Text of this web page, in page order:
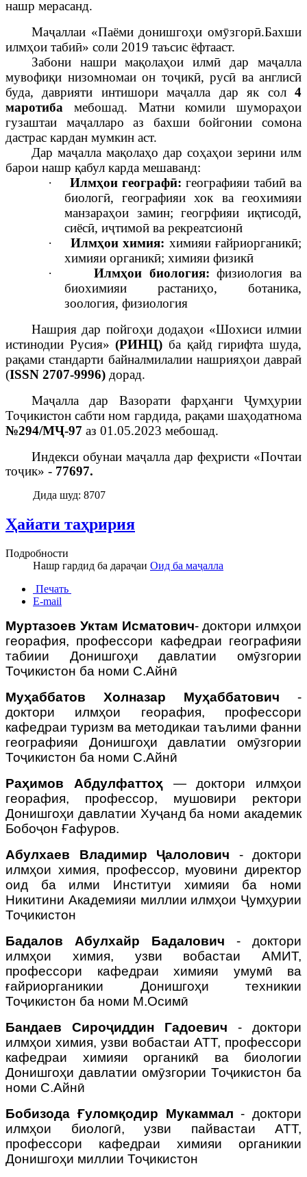
нашр мерасанд.
Маҷаллаи «Паёми донишгоҳи омӯзгорӣ.Бахши
илмҳои табиӣ» соли 2019 таъсис ёфтааст.
Забони нашри мақолаҳои илмӣ дар маҷалла
мувофиқи низомномаи он тоҷикӣ, русӣ ва англисӣ
буда, даврияти интишори маҷалла дар як сол 4
маротиба мебошад. Матни комили шумораҳои
гузаштаи маҷалларо аз бахши бойгонии сомона
дастрас кардан мумкин аст.
Дар маҷалла мақолаҳо дар соҳаҳои зерини илм
барои нашр қабул карда мешаванд:
·
Илмҳои географӣ:географияи табиӣ ва
биологӣ, географияи хок ва геохимияи
манзараҳои замин; геогрфияи иқтисодӣ,
сиёсӣ, иҷтимоӣ ва рекреатсионӣ
·
Илмҳои химия: химияи ғайриорганикӣ;
химияи органикӣ; химияи физикӣ
·
Илмҳои биология:физиология ва
биохимияи растаниҳо, ботаника,
зоология, физиология
Нашрия дар пойгоҳи додаҳои «Шохиси илмии
истинодии Русия»(РИНЦ) ба қайд гирифта шуда,
рақами стандарти байналмилалии нашрияҳои давраӣ
(ISSN 2707-9996) дорад.
Маҷалла дар Вазорати фарҳанги Ҷумҳурии
Тоҷикистон сабти ном гардида, рақами шаҳодатнома
№294/МҶ-97 аз 01.05.2023 мебошад.
Индекси обунаи маҷалла дар феҳристи «Почтаи
тоҷик» - 77697.
Дида шуд: 8707
Ҳайати таҳририя
Подробности
Нашр гардид ба дараҷаи Оид ба маҷалла
Печать
E-mail
Муртазоев Уктам Исматович- доктори илмҳои
георафия, профессори кафедраи географияи
табиии Донишгоҳи давлатии омӯзгории
Тоҷикистон ба номи С.Айнӣ
Муҳаббатов Холназар Муҳаббатович -
доктори илмҳои георафия, профессори
кафедраи туризм ва методикаи таълими фанни
географияи Донишгоҳи давлатии омӯзгории
Тоҷикистон ба номи С.Айнӣ
Раҳимов Абдулфаттоҳ — доктори илмҳои
георафия, профессор, мушовири ректори
Донишгоҳи давлатии Хуҷанд ба номи академик
Бобоҷон Ғафуров.
Абулхаев Владимир Ҷалолович - доктори
илмҳои химия, профессор, муовини директор
оид ба илми Институи химияи ба номи
Никитини Академияи миллии илмҳои Ҷумҳурии
Тоҷикистон
Бадалов Абулхайр Бадалович - доктори
илмҳои химия, узви вобастаи АМИТ,
профессори кафедраи химияи умумӣ ва
ғайриорганикии Донишгоҳи техникии
Тоҷикистон ба номи М.Осимӣ
Бандаев Сироҷиддин Гадоевич - доктори
илмҳои химия, узви вобастаи АТТ, профессори
кафедраи химияи органикӣ ва биологии
Донишгоҳи давлатии омӯзгории Тоҷикистон ба
номи С.Айнӣ
Бобизода Ғуломқодир Мукаммал- доктори
илмҳои биологӣ, узви пайвастаи АТТ,
профессори кафедраи химияи органикии
Донишгоҳи миллии Тоҷикистон